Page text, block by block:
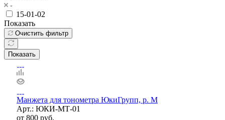
15-01-02
Показать
Очистить фильтр
Показать
Манжета для тонометра ЮкиГрупп, р. M
Арт.: ЮКИ-МТ-01
от 800 руб.